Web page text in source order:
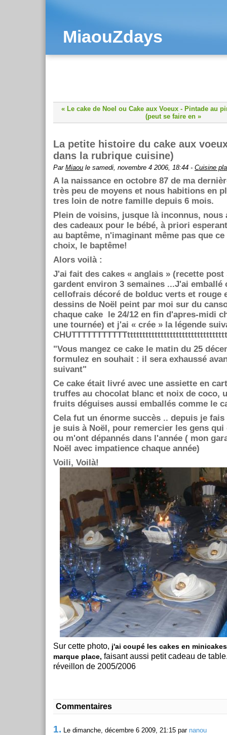
MiaouZdays
« Le cake de Noel ou Cake aux Voeux - Pintade au
(peut se faire en »
La petite histoire du cake aux
dans la rubrique cuisine)
Par Miaou le samedi, novembre 4 2006, 18:44 - Cuisine
A la naissance en octobre 87 de ma
très peu de moyens et nous habitions en
tres loin de notre famille depuis 6 mois.
Plein de voisins, jusque là inconnus, nous
des cadeaux pour le bébé, à priori
au baptême, n'imaginant même pas que
choix, le baptême!
Alors voilà :
J'ai fait des cakes « anglais » (recette
gardent environ 3 semaines ...J'ai emballé
cellofrais décoré de bolduc verts et rouge
dessins de Noël peint par moi sur du
chaque cake le 24/12 en fin d'apres-midi
une tournée) et j'ai « crée » la légende
"Vous mangez ce cake le matin du 25
formulez en souhait : il sera exhaussé
suivant"
Ce cake était livré avec une assiette en
truffes au chocolat blanc et noix de coco,
fruits déguises aussi emballés comme le
Cela fut un énorme succès .. depuis je
je suis à Noël, pour remercier les gens qui
ou m'ont dépannés dans l'année ( mon
Noël avec impatience chaque année)
Voili, Voilà!
Sur cette photo, j'ai coupé les cakes en
marque place, faisant aussi petit cadeau de
réveillon de 2005/2006
Commentaires
1. Le dimanche, décembre 6 2009, 21:15 par nanou